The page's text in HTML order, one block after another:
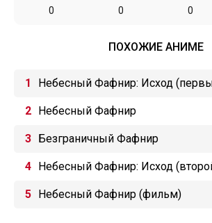
0 0 0
ПОХОЖИЕ АНИМЕ
Небесный Фафнир: Исход
Небесный Фафнир
Безграничный Фафнир
Небесный Фафнир: Исход
Небесный Фафнир (фильм)